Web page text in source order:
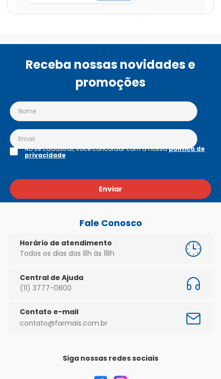
Receba nossas novidades e
promoções
Enviar
Ao se cadastrar, você concordar com a nossapolítica de
privacidade
Fale Conosco
Horário de atendimento
Todos os dias das 8h às 18h
Central de Ajuda
(11) 3777-0800
Contato e-mail
contato@farmais.com.br
Siga nossas redes sociais